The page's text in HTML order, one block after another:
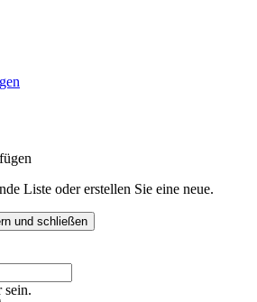
Liste oder erstellen Sie eine neue.
und schließen
sein.